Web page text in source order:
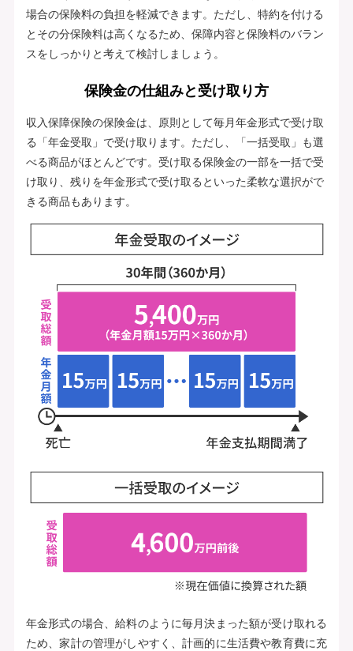
場合の保険料の負担を軽減できます。ただし、特約を付ける
とその分保険料は高くなるため、保障内容と保険料のバラン
スをしっかりと考えて検討しましょう。
保険金の仕組みと受け取り方
収入保障保険の保険金は、原則として毎月年金形式で受け取
る「年金受取」で受け取ります。ただし、「一括受取」も選
べる商品がほとんどです。受け取る保険金の一部を一括で受
け取り、残りを年金形式で受け取るといった柔軟な選択がで
きる商品もあります。
年金形式の場合、給料のように毎月決まった額が受け取れる
ため、家計の管理がしやすく、計画的に生活費や教育費に充